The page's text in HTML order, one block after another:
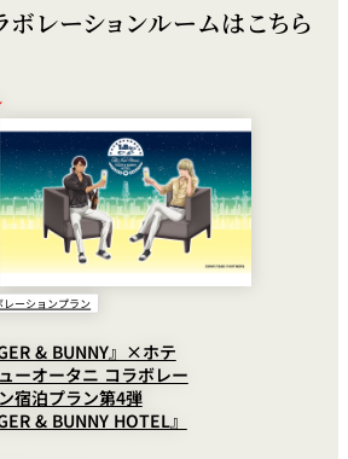
レーションルームはこちら
レーションプラン
& BUNNY』×ホテ
ーオータニ コラボレー
宿泊プラン第4弾
& BUNNY HOTEL』